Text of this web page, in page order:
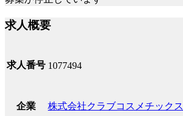
求人概要
求人番号 1077494
企業 株式会社クラブコスメチックス